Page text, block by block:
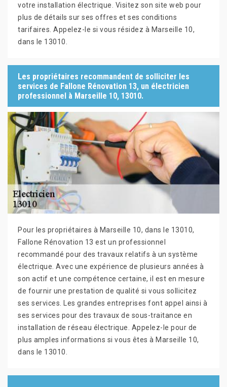
votre installation électrique. Visitez son site web pour
plus de détails sur ses offres et ses conditions
tarifaires. Appelez-le si vous résidez à Marseille 10,
dans le 13010.
Les propriétaires recommandent de solliciter les
services de Fallone Rénovation 13, un électricien
professionnel à Marseille 10, 13010.
Pour les propriétaires à Marseille 10, dans le 13010,
Fallone Rénovation 13 est un professionnel
recommandé pour des travaux relatifs à un système
électrique. Avec une expérience de plusieurs années à
son actif et une compétence certaine, il est en mesure
de fournir une prestation de qualité si vous sollicitez
ses services. Les grandes entreprises font appel ainsi à
ses services pour des travaux de sous-traitance en
installation de réseau électrique. Appelez-le pour de
plus amples informations si vous êtes à Marseille 10,
dans le 13010.